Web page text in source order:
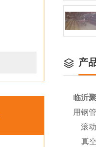
产
临沂
用钢
滚动
真空